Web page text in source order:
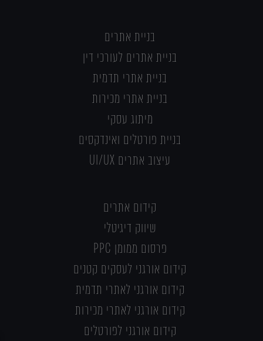
בניית אתרים
בניית אתרים לעורכי דין
בניית אתרי תדמית
בניית אתרי מכירות
מיתוג עסקי
בניית פורטלים ואינדקסים
עיצוב אתרים UI/UX
קידום אתרים
שיווק דיגיטלי
פרסום ממומן PPC
קידום אורגני לעסקים קטנים
קידום אורגני לאתרי תדמית
קידום אורגני לאתרי מכירות
קידום אורגני לפורטלים